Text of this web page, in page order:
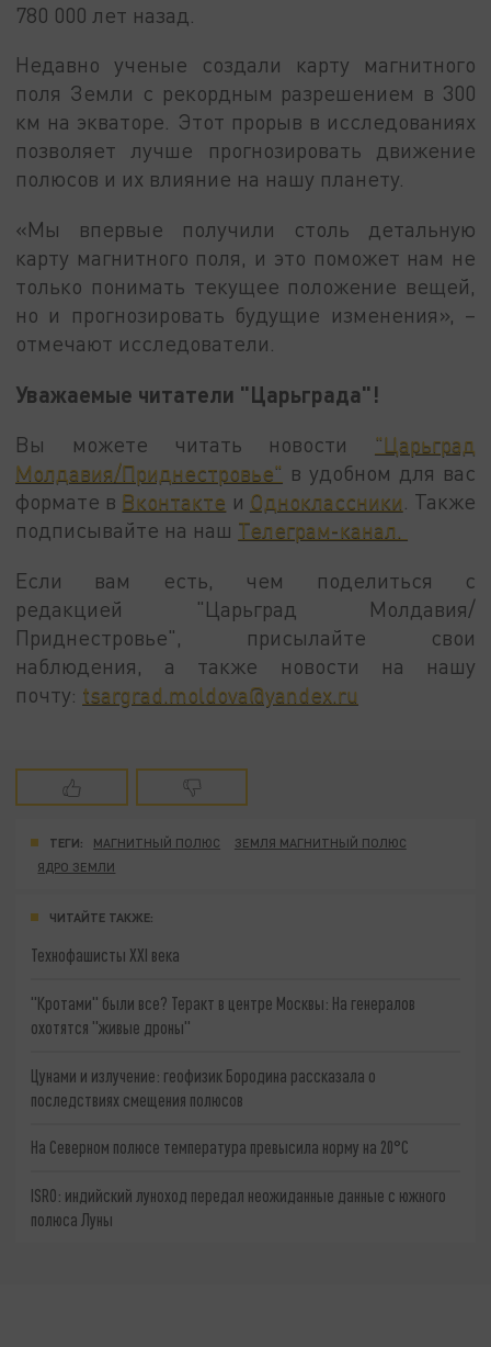
780 000 лет назад.
Недавно ученые создали карту магнитного
поля Земли с рекордным разрешением в 300
км на экваторе. Этот прорыв в исследованиях
позволяет лучше прогнозировать движение
полюсов и их влияние на нашу планету.
«Мы впервые получили столь детальную
карту магнитного поля, и это поможет нам не
только понимать текущее положение вещей,
но и прогнозировать будущие изменения», –
отмечают исследователи.
Уважаемые читатели "Царьграда"!
Вы можете читать новости "Царьград
Молдавия/Приднестровье" в удобном для вас
формате в Вконтакте и Одноклассники . Также
подписывайте на наш Телеграм-канал.
Если вам есть, чем поделиться с
редакцией "Царьград Молдавия/
Приднестровье", присылайте свои
наблюдения, а также новости на нашу
почту: tsargrad.moldova@yandex.ru
ТЕГИ: МАГНИТНЫЙ ПОЛЮС
ЗЕМЛЯ МАГНИТНЫЙ ПОЛЮС
ЯДРО ЗЕМЛИ
ЧИТАЙТЕ ТАКЖЕ:
Технофашисты XXI века
"Кротами" были все? Теракт в центре Москвы: На генералов
охотятся "живые дроны"
Цунами и излучение: геофизик Бородина рассказала о
последствиях смещения полюсов
На Северном полюсе температура превысила норму на 20°C
ISRO: индийский луноход передал неожиданные данные с южного
полюса Луны